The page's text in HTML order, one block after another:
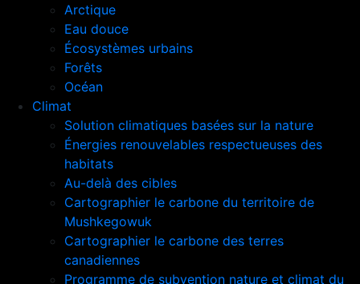
Arctique
Eau douce
Écosystèmes urbains
Forêts
Océan
Climat
Solution climatiques basées sur la nature
Énergies renouvelables respectueuses des
habitats
Au-delà des cibles
Cartographier le carbone du territoire de
Mushkegowuk
Cartographier le carbone des terres
canadiennes
Programme de subvention nature et climat du